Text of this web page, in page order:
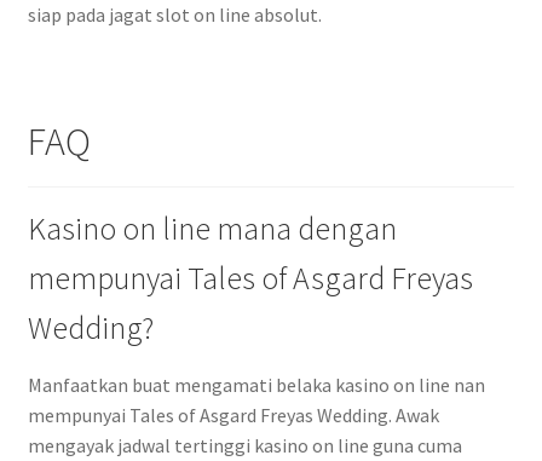
siap pada jagat slot on line absolut.
FAQ
Kasino on line mana dengan
mempunyai Tales of Asgard Freyas
Wedding?
Manfaatkan buat mengamati belaka kasino on line nan
mempunyai Tales of Asgard Freyas Wedding. Awak
mengayak jadwal tertinggi kasino on line guna cuma